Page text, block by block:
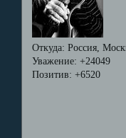
Откуда: Россия,
Уважение: +24049
Позитив: +6520